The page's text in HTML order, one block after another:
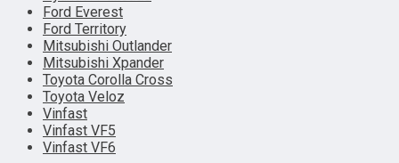
Ford Everest
Ford Territory
Mitsubishi Outlander
Mitsubishi Xpander
Toyota Corolla Cross
Toyota Veloz
Vinfast
Vinfast VF5
Vinfast VF6